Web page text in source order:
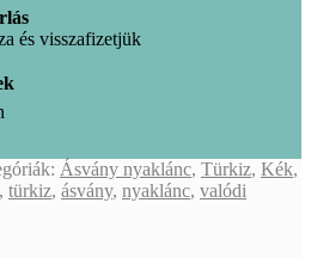
és visszafizetjük
Ásvány nyaklánc, Türkiz, Kék,
, türkiz, ásvány, nyaklánc, valódi